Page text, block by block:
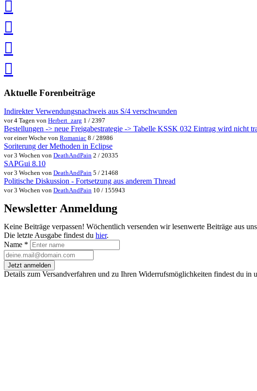
teilen
speichern
via
teilenteilen
Aktuelle Forenbeiträge
Indirekter Verwendungsnachweis aus S/4 verschwunden
vor 4 Tagen von Herbert_zarg 1 / 2397
Bestellungen -> neue Freigabestrategie -> Tabelle KSSK 032 Eintrag wird nicht
vor einer Woche von Romaniac 8 / 28986
Soriterung der Methoden in Eclipse
vor 3 Wochen von DeathAndPain 2 / 20335
SAPGui 8.10
vor 3 Wochen von DeathAndPain 5 / 21468
Politische Diskussion - Fortsetzung aus anderem Thread
vor 3 Wochen von DeathAndPain 10 / 155943
Newsletter Anmeldung
Keine Beiträge verpassen! Wöchentlich versenden wir lesenwerte Beiträge aus
Die letzte Ausgabe findest du hier.
Name *
Jetzt anmelden
Details zum Versandverfahren und zu Ihren Widerrufsmöglichkeiten findest du in